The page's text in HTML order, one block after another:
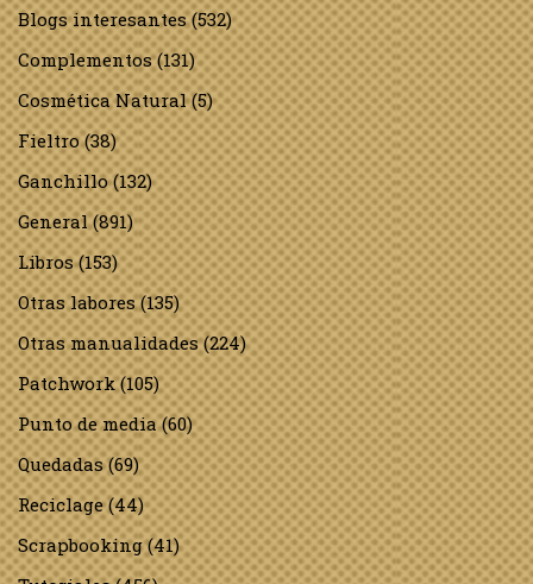
Blogs interesantes(532)
Complementos(131)
Cosmética Natural(5)
Fieltro(38)
Ganchillo(132)
General(891)
Libros(153)
Otras labores(135)
Otras manualidades(224)
Patchwork(105)
Punto de media(60)
Quedadas(69)
Reciclage(44)
Scrapbooking(41)